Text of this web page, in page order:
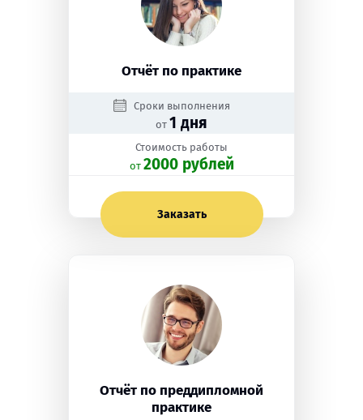
Отчёт по практике
Сроки выполнения
от 1 дня
Стоимость работы
oт 2000 рублей
Заказать
Отчёт по преддипломной
практике